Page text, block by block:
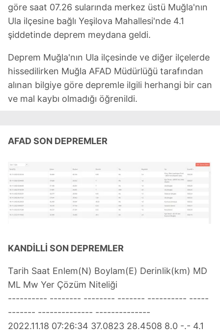
göre saat 07.26 sularında merkez üstü Muğla'nın
Ula ilçesine bağlı Yeşilova Mahallesi'nde 4.1
şiddetinde deprem meydana geldi.
Deprem Muğla'nın Ula ilçesinde ve diğer ilçelerde
hissedilirken Muğla AFAD Müdürlüğü tarafından
alınan bilgiye göre depremle ilgili herhangi bir can
ve mal kaybı olmadığı öğrenildi.
AFAD SON DEPREMLER
KANDİLLİ SON DEPREMLER
Tarih Saat Enlem(N) Boylam(E) Derinlik(km) MD
ML Mw Yer Çözüm Niteliği
---------- -------- -------- ------- ---------- -----
------- -------------- --------------
2022.11.18 07:26:34 37.0823 28.4508 8.0 -.- 4.1